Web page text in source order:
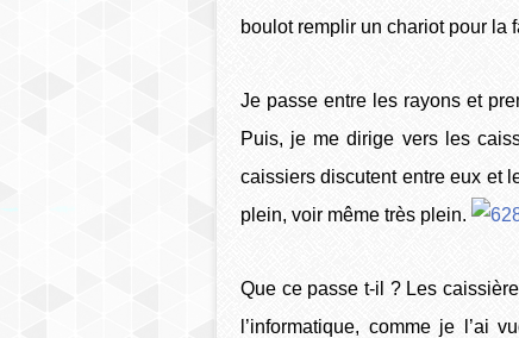
boulot remplir un chariot pour la
Je passe entre les rayons et
Puis, je me dirige vers les
caissiers discutent entre eux et
plein, voir même très plein.
Que ce passe t-il ? Les
l’informatique, comme je l’ai